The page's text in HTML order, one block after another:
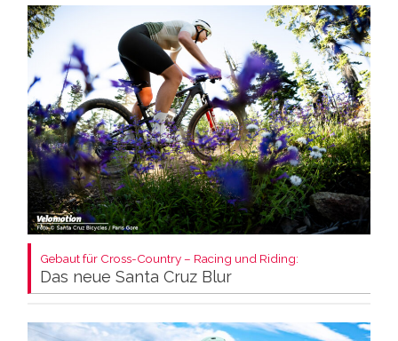
Gebaut für Cross-Country – Racing und Riding:
Das neue Santa Cruz Blur